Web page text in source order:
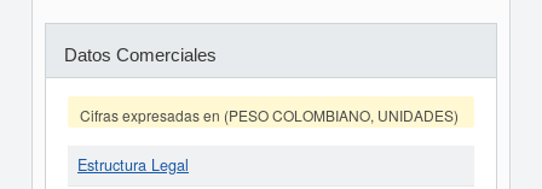
Datos Comerciales
Cifras expresadas en (PESO COLOMBIANO, UNIDADES)
Estructura Legal